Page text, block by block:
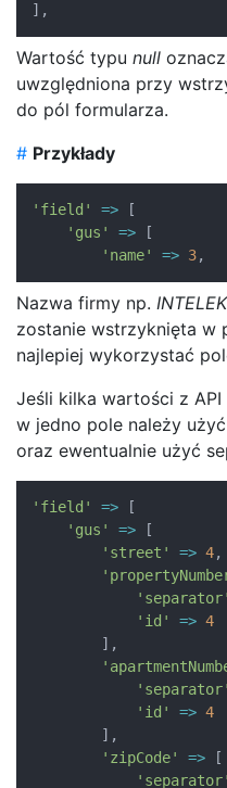
] ,
Wartość typu null
uwzględniona przy
do pól formularza.
# Przykłady
'field' =>
[
'gus'
=>
[
'name'
=> 3,
Nazwa firmy np.
zostanie wstrzyknięta w
najlepiej wykorzystać
Jeśli kilka wartości z API
w jedno pole należy
oraz ewentualnie użyć
'field' =>
[
'gus'
=>
[
'street'
=> 4,
'separator'
'id'
=> 4
] ,
'separator'
'id'
=> 4
] ,
'zipCode'
=>
[
'separator'